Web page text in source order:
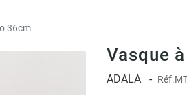
36cm
Vasque
ADALA - Réf.